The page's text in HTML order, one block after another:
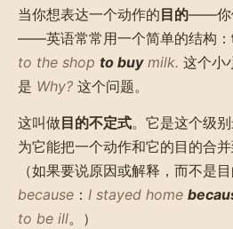
当你想表达一个动作的目的——你
——英语常常用一个简单的结构：
to the shop to buymilk. 这个小
是 Why? 这个问题。
这叫做目的不定式。它是这个级
为它能把一个动作和它的目的合并
（如果要说原因或解释，而不是
because ： I stayed home
to be ill。）